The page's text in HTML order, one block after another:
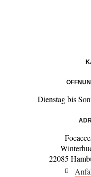
Dienstag bis
22085